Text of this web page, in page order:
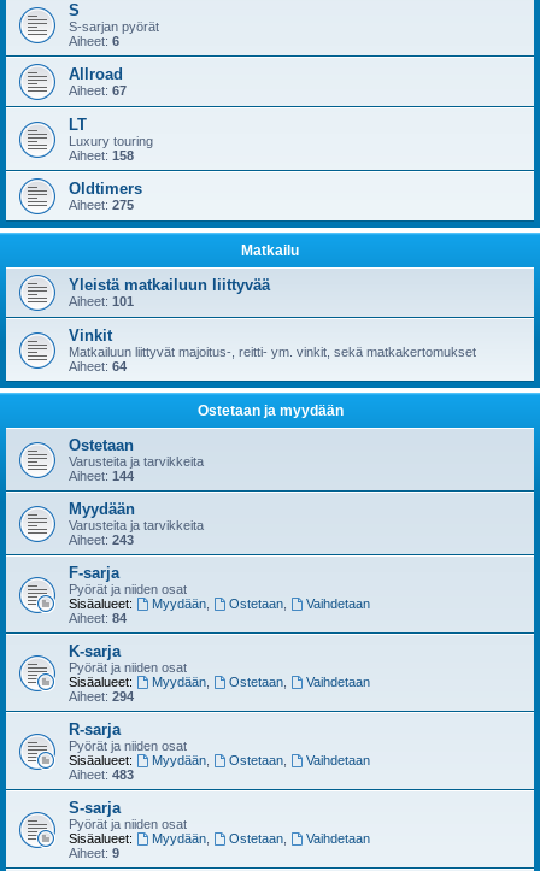
S
S-sarjan pyörät
Aiheet: 6
Allroad
Aiheet: 67
LT
Luxury touring
Aiheet: 158
Oldtimers
Aiheet: 275
Matkailu
Yleistä matkailuun liittyvää
Aiheet: 101
Vinkit
Matkailuun liittyvät majoitus-, reitti- ym. vinkit, sekä matkakertomukset
Aiheet: 64
Ostetaan ja myydään
Ostetaan
Varusteita ja tarvikkeita
Aiheet: 144
Myydään
Varusteita ja tarvikkeita
Aiheet: 243
F-sarja
Pyörät ja niiden osat
Sisäalueet:
Myydään, Ostetaan,
Vaihdetaan
Aiheet: 84
K-sarja
Pyörät ja niiden osat
Sisäalueet:
Myydään, Ostetaan,
Vaihdetaan
Aiheet: 294
R-sarja
Pyörät ja niiden osat
Sisäalueet:
Myydään, Ostetaan,
Vaihdetaan
Aiheet: 483
S-sarja
Pyörät ja niiden osat
Sisäalueet:
Myydään, Ostetaan,
Vaihdetaan
Aiheet: 9